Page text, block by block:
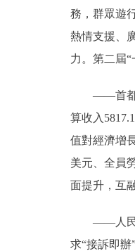
務，群眾遊
熱情支援、
力。第二屆
——首都經
算收入
值對經濟增
美元、全員
面提升，互
——人民生
求“接訴即